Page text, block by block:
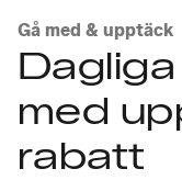
Gå med & upptäck
med
rabatt